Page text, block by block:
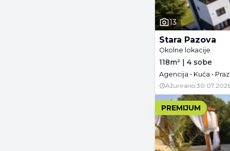
13
Stara Pazova
Okolne lokacije
118m² | 4 sobe
Agencija • Kuća •
Ažurirano
PREMIJUM